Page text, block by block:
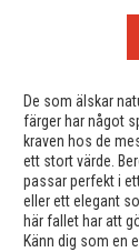
De som älskar
färger har något
kraven hos de
ett stort värde.
passar perfekt i
eller ett elegant
här fallet har att
Känn dig som en